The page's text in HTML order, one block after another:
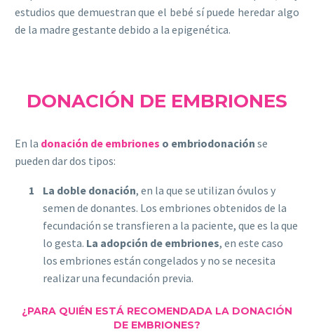
estudios que demuestran que el bebé sí puede heredar algo
de la madre gestante debido a la epigenética.
DONACIÓN DE EMBRIONES
En la donación de embriones o embriodonación se
pueden dar dos tipos:
La doble donación, en la que se utilizan óvulos y
semen de donantes. Los embriones obtenidos de la
fecundación se transfieren a la paciente, que es la que
lo gesta. La adopción de embriones, en este caso
los embriones están congelados y no se necesita
realizar una fecundación previa.
¿PARA QUIÉN ESTÁ RECOMENDADA LA DONACIÓN
DE EMBRIONES?